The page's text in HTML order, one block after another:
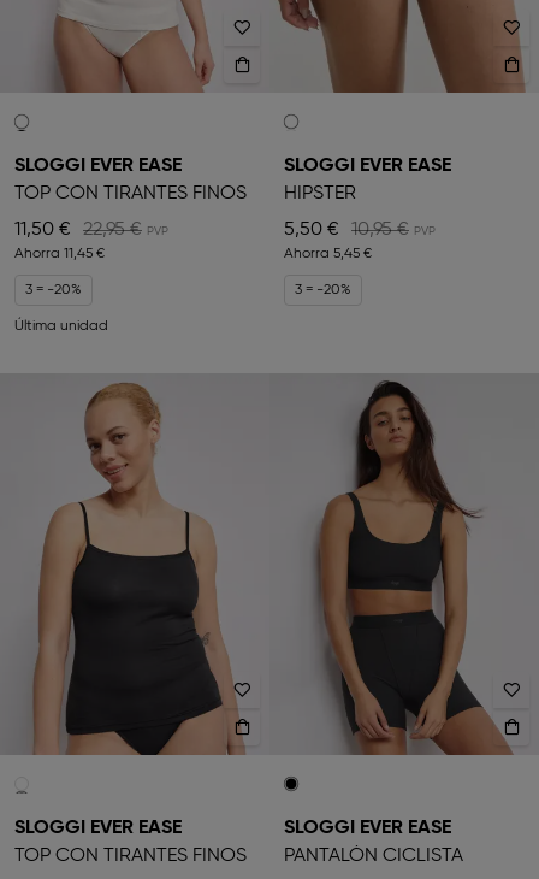
SLOGGI EVER EASE
TOP CON TIRANTES FINOS
11,50 €
22,95 €
Ahorra 11,45 €
3 = -20%
Última unidad
SLOGGI EVER EASE
HIPSTER
5,50 €
10,95 €
Ahorra 5,45 €
3 = -20%
SLOGGI EVER EASE
TOP CON TIRANTES FINOS
SLOGGI EVER EASE
PANTALÓN CICLISTA